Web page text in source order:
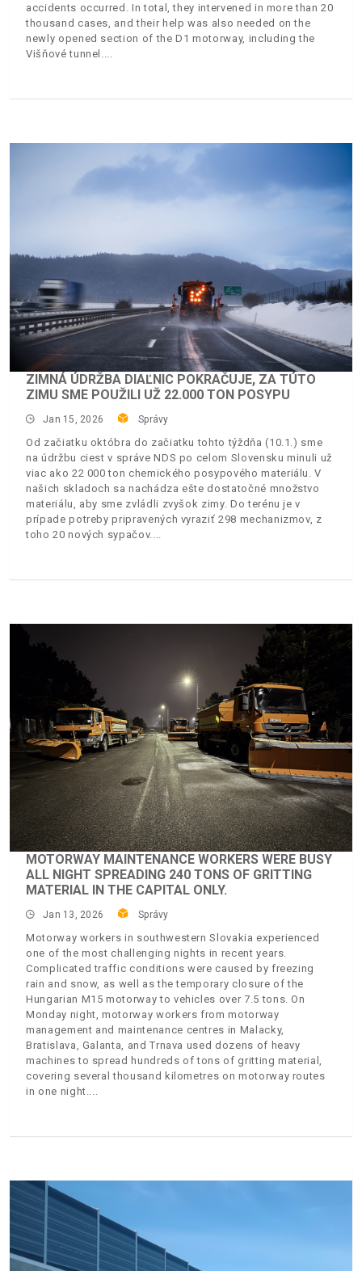
accidents occurred. In total, they intervened in more than 20
thousand cases, and their help was also needed on the
newly opened section of the D1 motorway, including the
Višňové tunnel.
ZIMNÁ ÚDRŽBA DIAĽNIC POKRAČUJE, ZA TÚTO
ZIMU SME POUŽILI UŽ 22.000 TON POSYPU
Jan 15, 2026 Správy
Od začiatku októbra do začiatku tohto týždňa (10.1.) sme
na údržbu ciest v správe NDS po celom Slovensku minuli už
viac ako 22 000 ton chemického posypového materiálu. V
našich skladoch sa nachádza ešte dostatočné množstvo
materiálu, aby sme zvládli zvyšok zimy. Do terénu je v
prípade potreby pripravených vyraziť 298 mechanizmov, z
toho 20 nových sypačov.
MOTORWAY MAINTENANCE WORKERS WERE BUSY
ALL NIGHT SPREADING 240 TONS OF GRITTING
MATERIAL IN THE CAPITAL ONLY.
Jan 13, 2026 Správy
Motorway workers in southwestern Slovakia experienced
one of the most challenging nights in recent years.
Complicated traffic conditions were caused by freezing
rain and snow, as well as the temporary closure of the
Hungarian M15 motorway to vehicles over 7.5 tons. On
Monday night, motorway workers from motorway
management and maintenance centres in Malacky,
Bratislava, Galanta, and Trnava used dozens of heavy
machines to spread hundreds of tons of gritting material,
covering several thousand kilometres on motorway routes
in one night.